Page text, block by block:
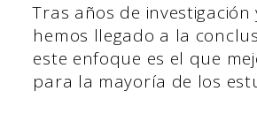
Tras años de investigación
hemos llegado a la
este enfoque es el que
para la mayoría de los